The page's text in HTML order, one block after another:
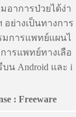
อาการป่วยได้ง่า
อย่างเป็นทางการ
มการแพทย์แผนไ
ารแพทย์ทางเลือ
น Android และ i
: Freeware